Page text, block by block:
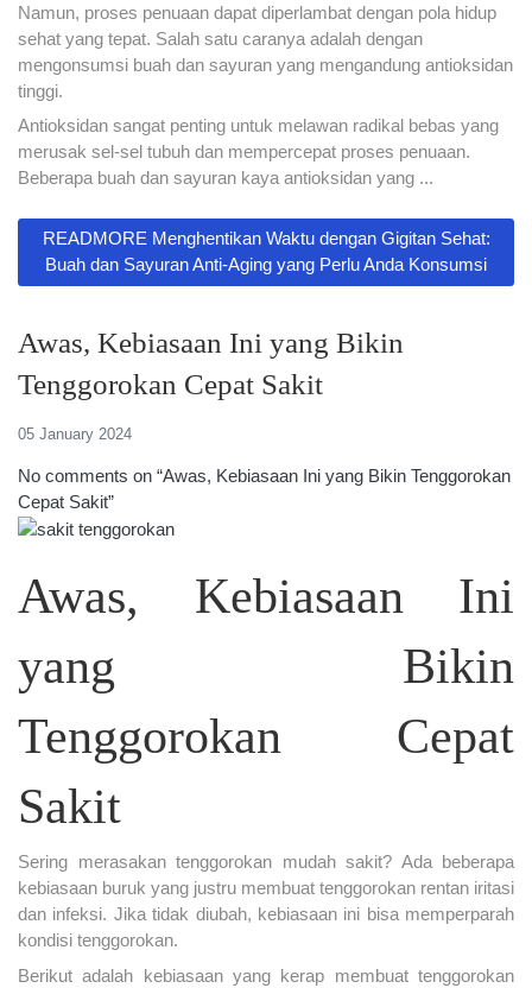
Namun, proses penuaan dapat diperlambat dengan pola hidup
sehat yang tepat. Salah satu caranya adalah dengan
mengonsumsi buah dan sayuran yang mengandung antioksidan
tinggi.
Antioksidan sangat penting untuk melawan radikal bebas yang
merusak sel-sel tubuh dan mempercepat proses penuaan.
Beberapa buah dan sayuran kaya antioksidan yang ...
READMORE Menghentikan Waktu dengan Gigitan Sehat:
Buah dan Sayuran Anti-Aging yang Perlu Anda Konsumsi
Awas, Kebiasaan Ini yang Bikin
Tenggorokan Cepat Sakit
05 January 2024
No comments on “Awas, Kebiasaan Ini yang Bikin Tenggorokan
Cepat Sakit”
Awas, Kebiasaan Ini
yang Bikin
Tenggorokan Cepat
Sakit
Sering merasakan tenggorokan mudah sakit? Ada beberapa
kebiasaan buruk yang justru membuat tenggorokan rentan iritasi
dan infeksi. Jika tidak diubah, kebiasaan ini bisa memperparah
kondisi tenggorokan.
Berikut adalah kebiasaan yang kerap membuat tenggorokan